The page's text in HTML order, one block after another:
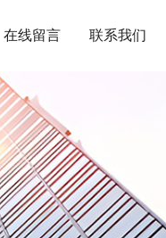
在线留言 联系我们